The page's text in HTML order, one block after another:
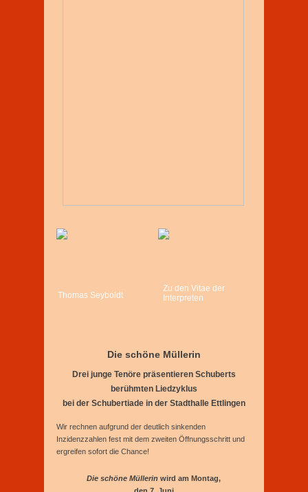
Thomas Seyboldt
Die schöne Müllerin
Drei junge Tenöre präsentieren Schuberts
berühmten Liedzyklus
bei der Schubertiade in der Stadthalle Ettlingen
Wir rechnen aufgrund der deutlich sinkenden
Inzidenzzahlen fest mit dem zweiten Öffnungsschritt und
ergreifen sofort die Chance!
Die schöne Müllerin wird am Montag,
Zu den Vitae der
Interpreten